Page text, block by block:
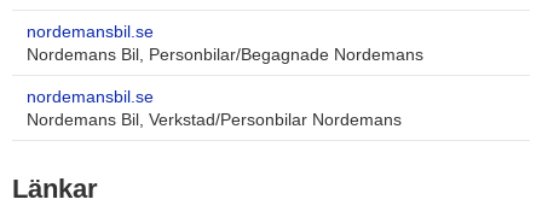
nordemansbil.se
Nordemans Bil, Personbilar/Begagnade Nordemans
nordemansbil.se
Nordemans Bil, Verkstad/Personbilar Nordemans
Länkar